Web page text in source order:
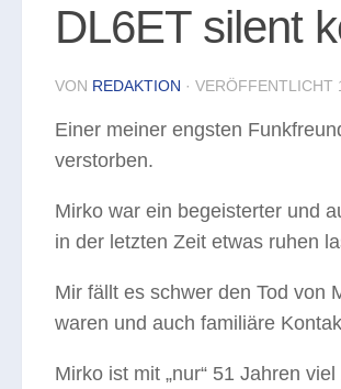
DL6ET silent
VON REDAKTION · VERÖFFENTLICHT
Einer meiner engsten
verstorben.
Mirko war ein begeisterter und
in der letzten Zeit etwas ruhen
Mir fällt es schwer den Tod von
waren und auch familiäre
Mirko ist mit „nur“ 51 Jahren